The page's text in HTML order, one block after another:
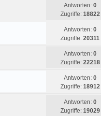
Antworten: 0
Zugriffe: 18822
Antworten: 0
Zugriffe:20311
Antworten: 0
Zugriffe: 22218
Antworten: 0
Zugriffe: 18912
Antworten: 0
Zugriffe: 19029